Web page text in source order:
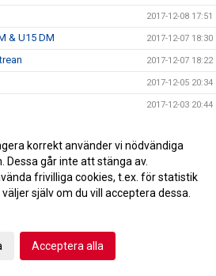
2017-12-08 17:51
& U15 DM 2017-12-07 18:30
2017-12-07 18:22
2017-12-05 20:34
2017-12-03 20:44
17 2017-11-28 09:31
2017-11-26 19:49
THF 27 november 2017-11-26 16:35
andelslista
korrekt använder vi nödvändiga
går inte att stänga av.
frivilliga cookies, t.ex. för statistik
själv om du vill acceptera dessa.
Acceptera alla